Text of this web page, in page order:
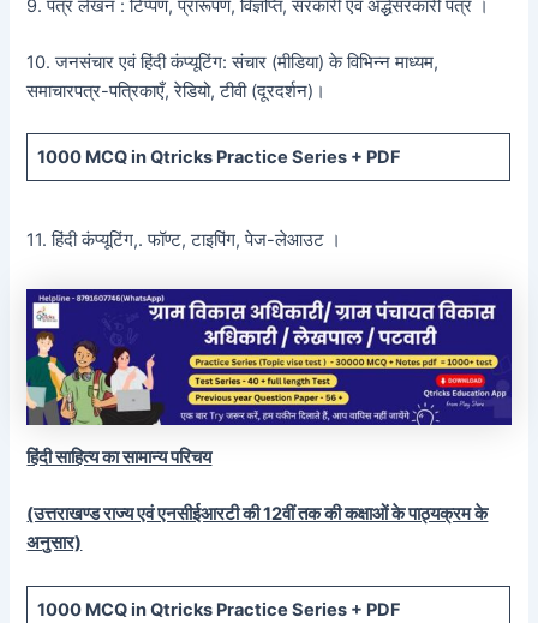
9. पत्र लेखन : टिप्पण, प्रारूपण, विज्ञप्ति, सरकारी एवं अर्द्धसरकारी पत्र ।
10. जनसंचार एवं हिंदी कंप्यूटिंग: संचार (मीडिया) के विभिन्न माध्यम,
समाचारपत्र-पत्रिकाएँ, रेडियो, टीवी (दूरदर्शन)।
1000 MCQin Qtricks Practice Series + PDF
11. हिंदी कंप्यूटिंग,. फॉण्ट, टाइपिंग, पेज-लेआउट ।
हिंदी साहित्य का सामान्य परिचय
(उत्तराखण्ड राज्य एवं एनसीईआरटी की 12वीं तक की कक्षाओं के पाठ्यक्रम के
अनुसार)
1000 MCQin Qtricks Practice Series + PDF